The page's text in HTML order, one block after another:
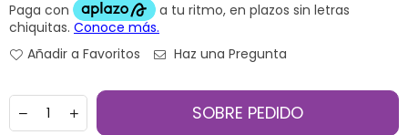
Añadir a Favoritos
Haz una Pregunta
SOBRE PEDIDO